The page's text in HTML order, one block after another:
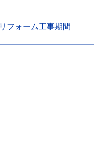
リフォーム工事期間